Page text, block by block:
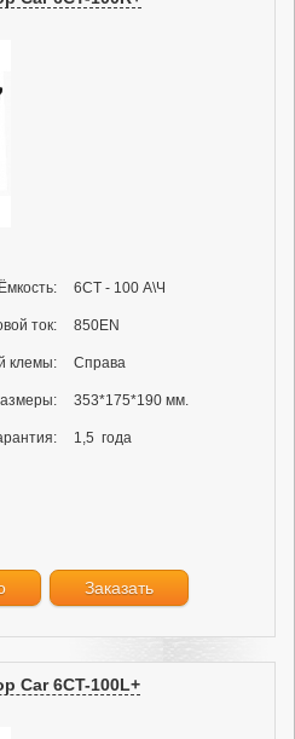
Ёмкость: 6СТ - 100 А\Ч
ток: 850EN
клемы: Справа
353*175*190 мм.
1,5 года
Заказать
Car 6CT-100L+